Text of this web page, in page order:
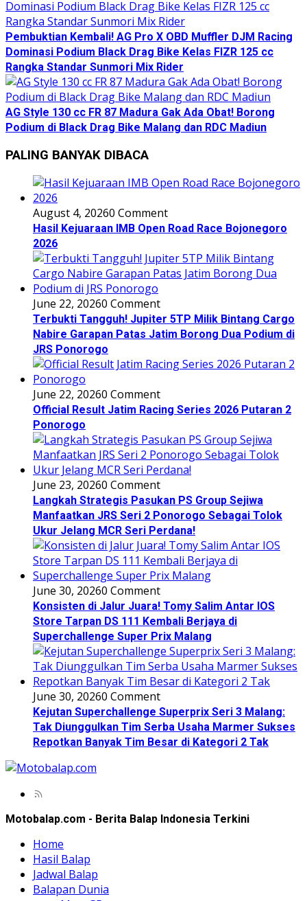
Pembuktian Kembali! AG Pro X OBD Muffler DJM Racing
Dominasi Podium Black Drag Bike Kelas FIZR 125 cc
Rangka Standar Sunmori Mix Rider
AG Style 130 cc FR 87 Madura Gak Ada Obat! Borong
Podium di Black Drag Bike Malang dan RDC Madiun
PALING BANYAK DIBACA
August 4, 20260 Comment
Hasil Kejuaraan IMB Open Road Race Bojonegoro
2026
June 22, 20260 Comment
Terbukti Tangguh! Jupiter 5TP Milik Bintang Cargo
Nabire Garapan Patas Jatim Borong Dua Podium di
JRS Ponorogo
June 22, 20260 Comment
Official Result Jatim Racing Series 2026 Putaran 2
Ponorogo
June 23, 20260 Comment
Langkah Strategis Pasukan PS Group Sejiwa
Manfaatkan JRS Seri 2 Ponorogo Sebagai Tolok
Ukur Jelang MCR Seri Perdana!
June 30, 20260 Comment
Konsisten di Jalur Juara! Tomy Salim Antar IOS
Store Tarpan DS 111 Kembali Berjaya di
Superchallenge Super Prix Malang
June 30, 20260 Comment
Kejutan Superchallenge Superprix Seri 3 Malang:
Tak Diunggulkan Tim Serba Usaha Marmer Sukses
Repotkan Banyak Tim Besar di Kategori 2 Tak
Motobalap.com - Berita Balap Indonesia Terkini
Home
Hasil Balap
Jadwal Balap
Balapan Dunia